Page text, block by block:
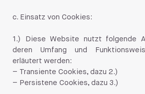
c. Einsatz von Cookies:
1.) Diese Website nutzt folgende
deren Umfang und
erläutert werden:
– Transiente Cookies, dazu 2.)
– Persistene Cookies, dazu 3.)